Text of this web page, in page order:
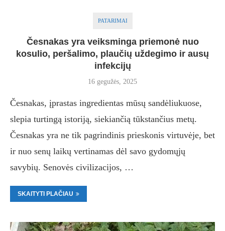
PATARIMAI
Česnakas yra veiksminga priemonė nuo
kosulio, peršalimo, plaučių uždegimo ir ausų
infekcijų
16 gegužės, 2025
Česnakas, įprastas ingredientas mūsų sandėliukuose,
slepia turtingą istoriją, siekiančią tūkstančius metų.
Česnakas yra ne tik pagrindinis prieskonis virtuvėje, bet
ir nuo senų laikų vertinamas dėl savo gydomųjų
savybių. Senovės civilizacijos, …
SKAITYTI PLAČIAU